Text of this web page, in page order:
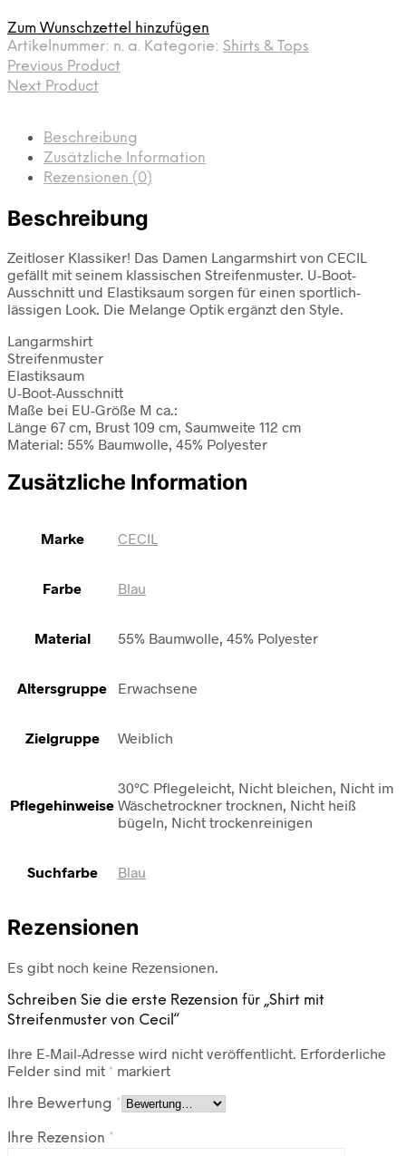
Zum Wunschzettel hinzufügen
Artikelnummer: n. a. Kategorie: Shirts & Tops
Previous Product
Next Product
Beschreibung
Zusätzliche Information
Rezensionen (0)
Beschreibung
Zeitloser Klassiker! Das Damen Langarmshirt von CECIL
gefällt mit seinem klassischen Streifenmuster. U-Boot-
Ausschnitt und Elastiksaum sorgen für einen sportlich-
lässigen Look. Die Melange Optik ergänzt den Style.
Langarmshirt
Streifenmuster
Elastiksaum
U-Boot-Ausschnitt
Maße bei EU-Größe M ca.:
Länge 67 cm, Brust 109 cm, Saumweite 112 cm
Material: 55% Baumwolle, 45% Polyester
Zusätzliche Information
Marke CECIL
Farbe Blau
Material 55% Baumwolle, 45% Polyester
Altersgruppe Erwachsene
Zielgruppe Weiblich
Pflegehinweise
30°C Pflegeleicht, Nicht bleichen, Nicht im
Wäschetrockner trocknen, Nicht heiß
bügeln, Nicht trockenreinigen
Suchfarbe Blau
Rezensionen
Es gibt noch keine Rezensionen.
Schreiben Sie die erste Rezension für „Shirt mit
Streifenmuster von Cecil“
Ihre E-Mail-Adresse wird nicht veröffentlicht. Erforderliche
Felder sind mit * markiert
Ihre Bewertung *
Ihre Rezension *